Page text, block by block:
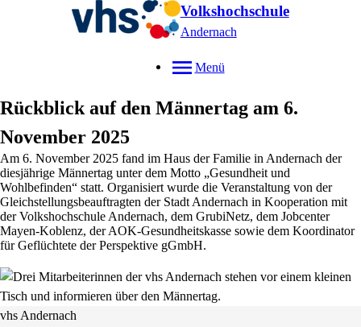
Volkshochschule
Andernach
Menü
Rückblick auf den Männertag am 6.
November 2025
Am 6. November 2025 fand im Haus der Familie in Andernach der
diesjährige Männertag unter dem Motto „Gesundheit und
Wohlbefinden“ statt. Organisiert wurde die Veranstaltung von der
Gleichstellungsbeauftragten der Stadt Andernach in Kooperation mit
der Volkshochschule Andernach, dem GrubiNetz, dem Jobcenter
Mayen-Koblenz, der AOK-Gesundheitskasse sowie dem Koordinator
für Geflüchtete der Perspektive gGmbH.
vhs Andernach